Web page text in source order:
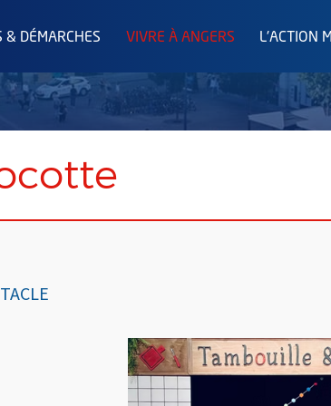
& DÉMARCHES VIVRE À ANGERS L'ACTION